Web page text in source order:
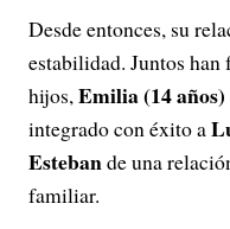
Desde entonces, su
estabilidad. Juntos
hijos,Emilia (14
integrado con éxito a
Estebande una
familiar.